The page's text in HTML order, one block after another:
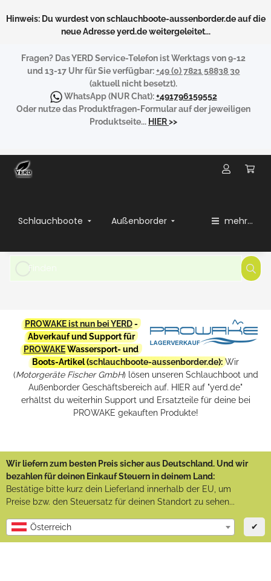
Hinweis: Du wurdest von schlauchboote-aussenborder.de auf die
neue Adresse yerd.de weitergeleitet...
Fragen? Das YERD Service-Telefon ist Werktags von 9-12
und 13-17 Uhr für Sie verfügbar:+49 (0) 7821 58838 30
(aktuell nicht besetzt).
WhatsApp(NUR Chat):+491796159552
Oder nutze das Produktfragen-Formular auf der jeweiligen
Produktseite... HIER>>
Schlauchboote Außenborder mehr...
PROWAKE ist nun bei YERD-
Abverkauf und Support für
PROWAKEWassersport- und
Boots-Artikel (schlauchboote-aussenborder.de): Wir
(Motorgeräte Fischer GmbH) lösen unseren Schlauchboot und
Außenborder Geschäftsbereich auf. HIER auf "yerd.de"
erhältst du weiterhin Support und Ersatzteile für deine bei
PROWAKE gekauften Produkte!
Wir liefern zum besten Preis sicher aus Deutschland. Und wir
bezahlen für deinen Einkauf Steuern in deinem Land:
Bestätige bitte kurz dein Lieferland innerhalb der EU, um
Preise bzw. den Steuersatz für deinen Standort zu sehen...
Österreich ✔